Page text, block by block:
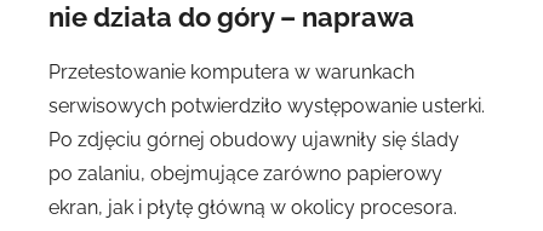
nie działa do góry – naprawa
Przetestowanie komputera w warunkach
serwisowych potwierdziło występowanie usterki.
Po zdjęciu górnej obudowy ujawniły się ślady
po zalaniu, obejmujące zarówno papierowy
ekran, jak i płytę główną w okolicy procesora.